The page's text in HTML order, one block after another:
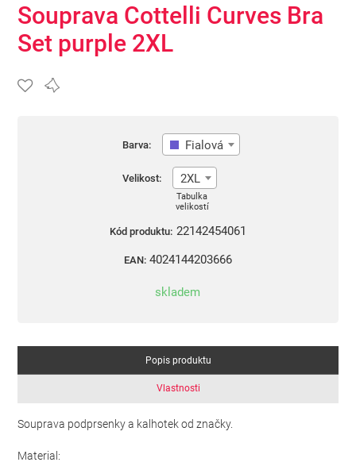
Souprava Cottelli Curves Bra
Set purple 2XL
Barva: Fialová
Velikost: 2XL
Tabulka
velikostí
Kód produktu: 22142454061
EAN: 4024144203666
skladem
Popis produktu
Vlastnosti
Souprava podprsenky a kalhotek od značky.
Material: